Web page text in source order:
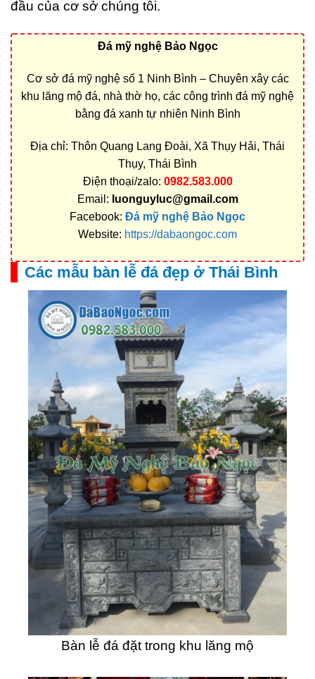
đầu của cơ sở chúng tôi.
Đá mỹ nghệ Bảo Ngọc
Cơ sở đá mỹ nghệ số 1 Ninh Bình – Chuyên xây các
khu lăng mộ đá, nhà thờ họ, các công trình đá mỹ nghệ
bằng đá xanh tự nhiên Ninh Bình
Địa chỉ: Thôn Quang Lang Đoài, Xã Thụy Hải, Thái
Thụy, Thái Bình
Điện thoại/zalo: 0982.583.000
Email: luonguyluc@gmail.com
Facebook: Đá mỹ nghệ Bảo Ngọc
Website: https://dabaongoc.com
Các mẫu bàn lễ đá đẹp ở Thái Bình
Bàn lễ đá đặt trong khu lăng mộ